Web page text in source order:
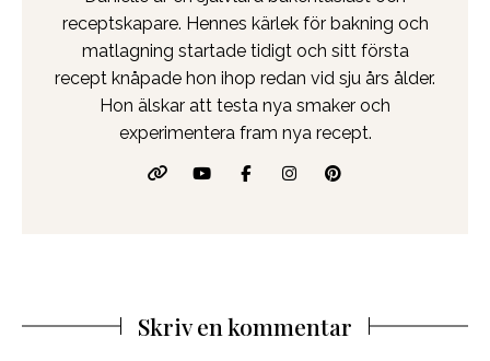
receptskapare. Hennes kärlek för bakning och
matlagning startade tidigt och sitt första
recept knåpade hon ihop redan vid sju års ålder.
Hon älskar att testa nya smaker och
experimentera fram nya recept.
Skriv en kommentar